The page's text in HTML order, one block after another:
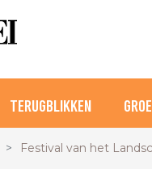
TERUGBLIKKEN
Festival van het